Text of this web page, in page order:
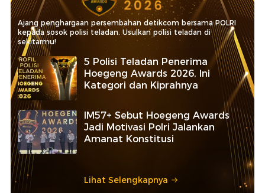
Ajang penghargaan persembahan detikcom bersama POLRI
kepada sosok polisi teladan. Usulkan polisi teladan di
sekitarmu!
5 Polisi Teladan Penerima
Hoegeng Awards 2026, Ini
Kategori dan Kiprahnya
IM57+ Sebut Hoegeng Awards
Jadi Motivasi Polri Jalankan
Amanat Konstitusi
Lihat Selengkapnya